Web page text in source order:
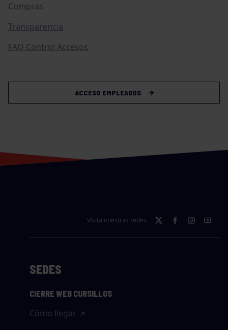
Compras
Transparencia
FAQ Control Accesos
ACCESO EMPLEADOS
Visita nuestras redes
SEDES
CIERRE WEB CURSILLOS
Cómo llegar